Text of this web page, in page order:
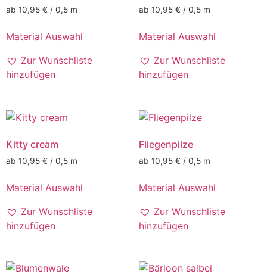
ab 10,95 € / 0,5 m
Material Auswahl
Zur Wunschliste
hinzufügen
ab 10,95 € / 0,5 m
Material Auswahl
Zur Wunschliste
hinzufügen
Kitty cream
ab 10,95 € / 0,5 m
Material Auswahl
Zur Wunschliste
hinzufügen
Fliegenpilze
ab 10,95 € / 0,5 m
Material Auswahl
Zur Wunschliste
hinzufügen